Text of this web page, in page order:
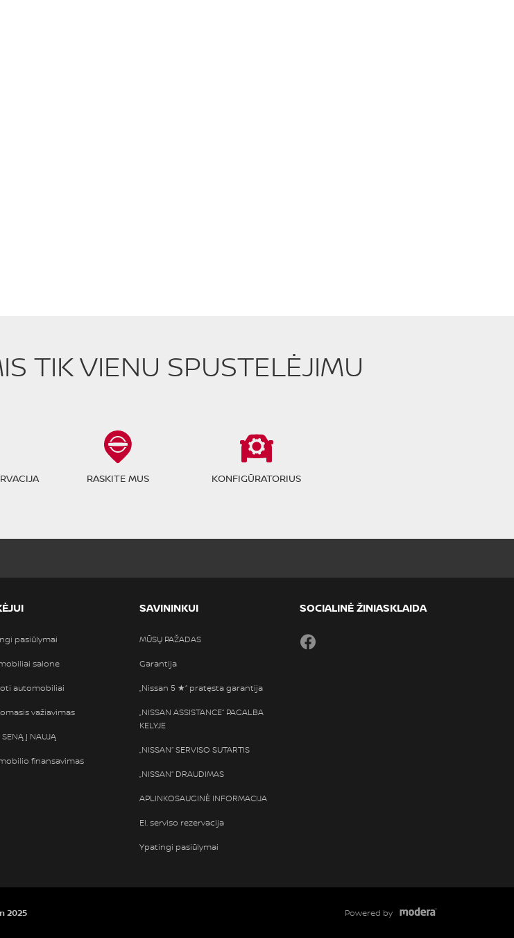
TIK VIENU SPUSTELĖJIMU
RASKITE MUS KONFIGŪRATORIUS
pasiūlymai
salone
automobiliai
važiavimas
SENĄ Į NAUJĄ
finansavimas
SAVININKUI
MŪSŲ PAŽADAS
Garantija
„Nissan 5 ★“ pratęsta garantija
„NISSAN ASSISTANCE“ PAGALBA
KELYJE
„NISSAN“ SERVISO SUTARTIS
„NISSAN“ DRAUDIMAS
APLINKOSAUGINĖ INFORMACIJA
El. serviso rezervacija
Ypatingi pasiūlymai
SOCIALINĖ ŽINIASKLAIDA
2025 Powered by